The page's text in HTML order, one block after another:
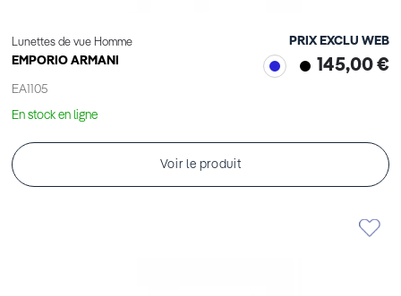
Lunettes de vue Homme
EMPORIO ARMANI
EA1105
PRIX EXCLU WEB
145,00 €
En stock en ligne
Voir le produit